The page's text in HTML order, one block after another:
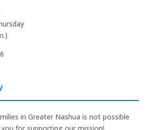
in Greater Nashua is not possible